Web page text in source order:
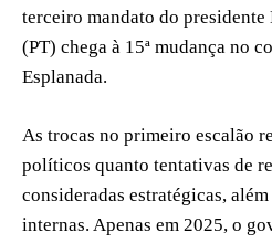
terceiro mandato do
(PT) chega à 15ª mudança no
Esplanada.
As trocas no primeiro escalão
políticos quanto tentativas de
consideradas estratégicas,
internas. Apenas em 2025, o